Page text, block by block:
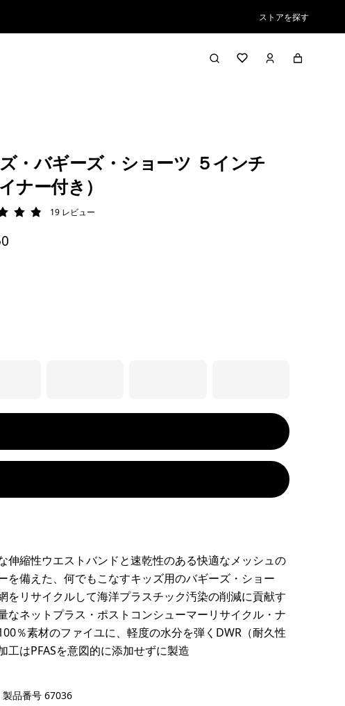
ストアを探す
・バギーズ・ショーツ ５インチ
ナー付き）
評価: 4.9 / 5
19 レビュー
伸縮性ウエストバンドと速乾性のある快適なメッシュの
を備えた、何でもこなすキッズ用のバギーズ・ショー
をリサイクルして海洋プラスチック汚染の削減に貢献す
なネットプラス・ポストコンシューマーリサイクル・ナ
％素材のファイユに、軽度の水分を弾くDWR（耐久性
工はPFASを意図的に添加せずに製造
Blue
品番号 67036